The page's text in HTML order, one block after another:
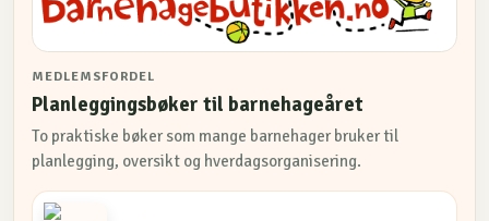
MEDLEMSFORDEL
Planleggingsbøker til barnehageåret
To praktiske bøker som mange barnehager bruker til
planlegging, oversikt og hverdagsorganisering.